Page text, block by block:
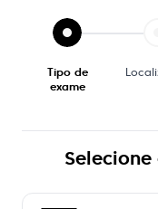
Tipo de
exame